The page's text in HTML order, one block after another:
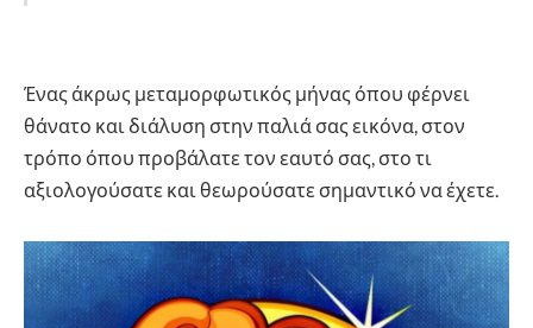
Ένας άκρως μεταμορφωτικός μήνας όπου φέρνει
θάνατο και διάλυση στην παλιά σας εικόνα, στον
τρόπο όπου προβάλατε τον εαυτό σας, στο τι
αξιολογούσατε και θεωρούσατε σημαντικό να έχετε.